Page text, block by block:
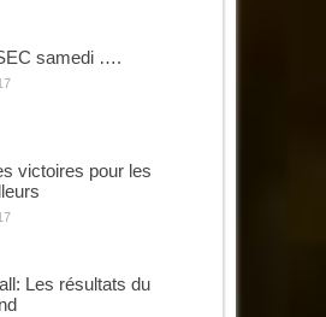
samedi ….
victoires pour les
Les résultats du